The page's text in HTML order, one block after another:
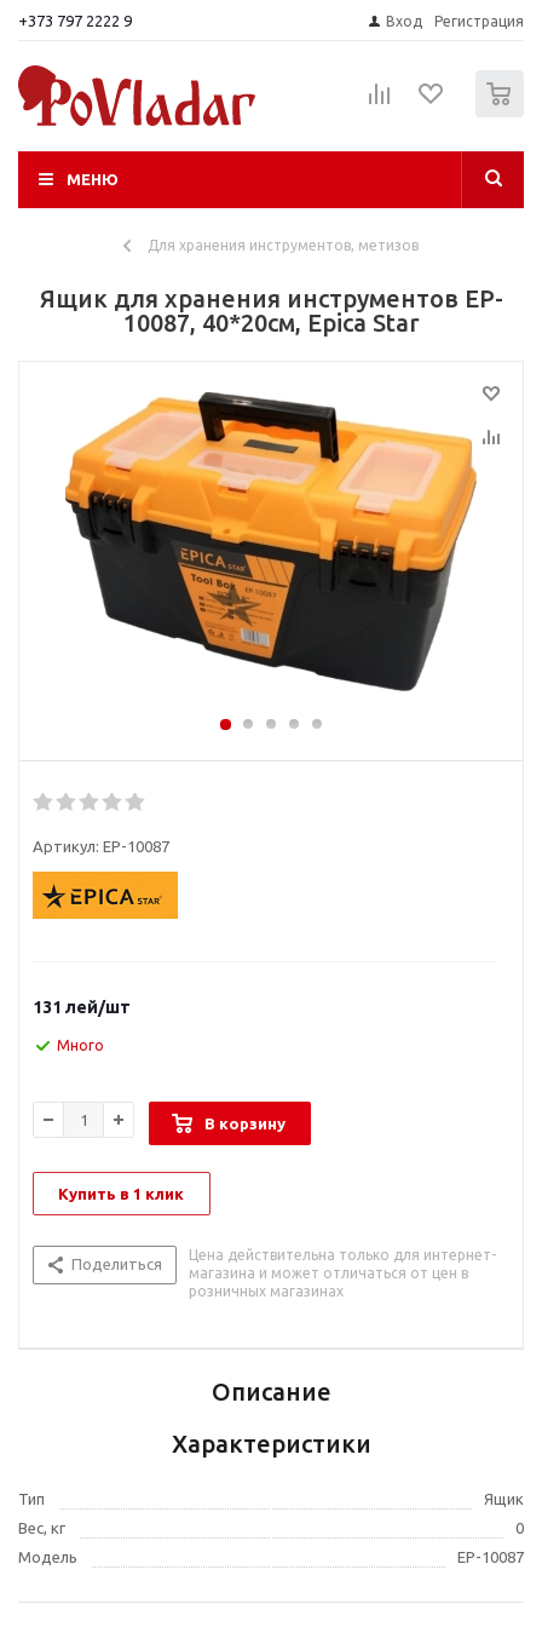
+373 797 2222 9 Вход Регистрация
МЕНЮ
Для хранения инструментов, метизов
Ящик для хранения инструментов EP-
10087, 40*20см, Epica Star
Артикул: EP-10087
131 лей/шт
Много
В корзину
Купить в 1 клик
Поделиться
Цена действительна только для интернет-
магазина и может отличаться от цен в
розничных магазинах
Описание
Характеристики
Тип
Ящик
Вес, кг
0
Модель
EP-10087